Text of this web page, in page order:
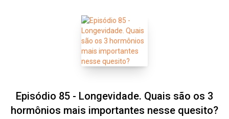
Episódio 85 - Longevidade. Quais são os 3
hormônios mais importantes nesse quesito?